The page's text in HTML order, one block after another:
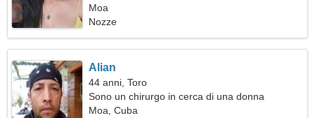
Moa
Nozze
Alian
44 anni, Toro
Sono un chirurgo in cerca di una donna
romantica
Moa, Cuba